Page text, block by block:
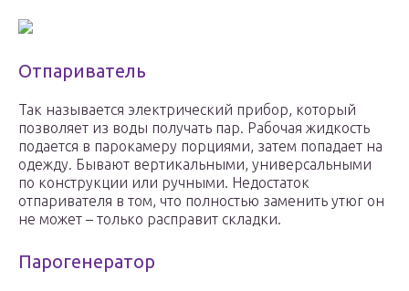
Отпариватель
Так называется электрический прибор, который
позволяет из воды получать пар. Рабочая жидкость
подается в парокамеру порциями, затем попадает на
одежду. Бывают вертикальными, универсальными
по конструкции или ручными. Недостаток
отпаривателя в том, что полностью заменить утюг он
не может – только расправит складки.
Парогенератор